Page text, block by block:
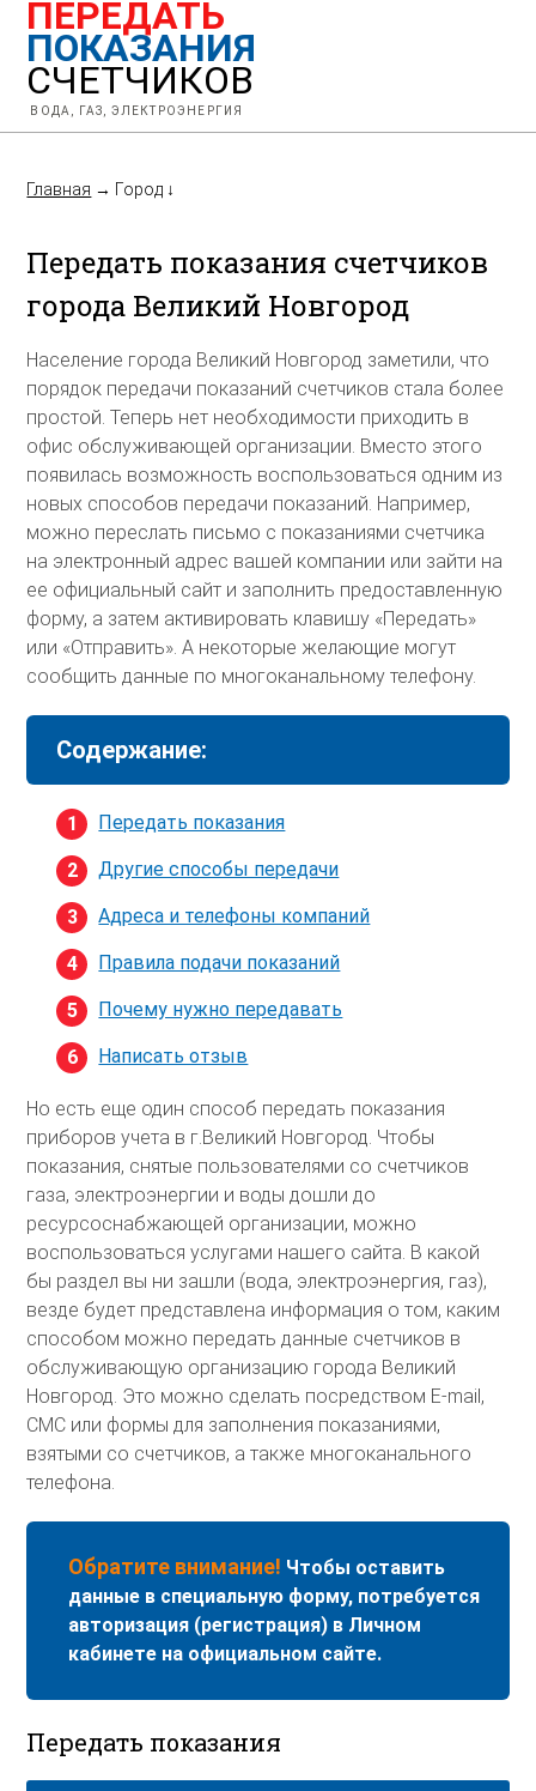
ПЕРЕДАТЬ
ПОКАЗАНИЯ
СЧЕТЧИКОВ
ВОДА, ГАЗ, ЭЛЕКТРОЭНЕРГИЯ
Главная → Город ↓
Передать показания счетчиков
города Великий Новгород
Население города Великий Новгород заметили, что
порядок передачи показаний счетчиков стала более
простой. Теперь нет необходимости приходить в
офис обслуживающей организации. Вместо этого
появилась возможность воспользоваться одним из
новых способов передачи показаний. Например,
можно переслать письмо с показаниями счетчика
на электронный адрес вашей компании или зайти на
ее официальный сайт и заполнить предоставленную
форму, а затем активировать клавишу «Передать»
или «Отправить». А некоторые желающие могут
сообщить данные по многоканальному телефону.
Содержание:
Передать показания
Другие способы передачи
Адреса и телефоны компаний
Правила подачи показаний
Почему нужно передавать
Написать отзыв
Но есть еще один способ передать показания
приборов учета в г.Великий Новгород. Чтобы
показания, снятые пользователями со счетчиков
газа, электроэнергии и воды дошли до
ресурсоснабжающей организации, можно
воспользоваться услугами нашего сайта. В какой
бы раздел вы ни зашли (вода, электроэнергия, газ),
везде будет представлена информация о том, каким
способом можно передать данные счетчиков в
обслуживающую организацию города Великий
Новгород. Это можно сделать посредством E-mail,
СМС или формы для заполнения показаниями,
взятыми со счетчиков, а также многоканального
телефона.
Обратите внимание! Чтобы оставить
данные в специальную форму, потребуется
авторизация (регистрация) в Личном
кабинете на официальном сайте.
Передать показания